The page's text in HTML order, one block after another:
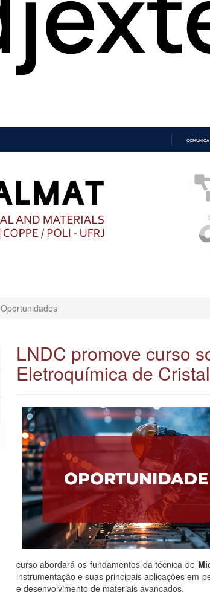
Oportunidades
LNDC promove curso
Eletroquímica de
curso abordará os fundamentos da técnica de
instrumentação e suas principais aplicações em
e desenvolvimento de materiais avançados.